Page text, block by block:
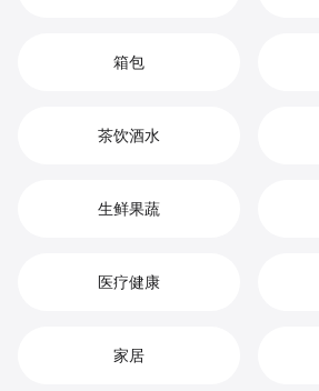
箱包
茶饮酒水
生鲜果蔬
医疗健康
家居